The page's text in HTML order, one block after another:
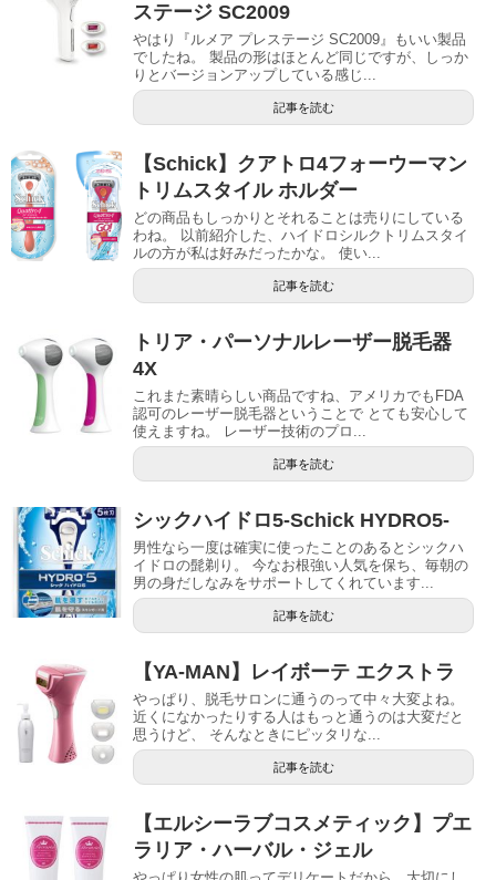
ステージ SC2009
やはり『ルメア プレステージ SC2009』もいい製品
でしたね。 製品の形はほとんど同じですが、しっか
りとバージョンアップしている感じ...
記事を読む
【Schick】クアトロ4フォーウーマン
トリムスタイル ホルダー
どの商品もしっかりとそれることは売りにしている
わね。 以前紹介した、ハイドロシルクトリムスタイ
ルの方が私は好みだったかな。 使い...
記事を読む
トリア・パーソナルレーザー脱毛器
4X
これまた素晴らしい商品ですね、アメリカでもFDA
認可のレーザー脱毛器ということで とても安心して
使えますね。 レーザー技術のプロ...
記事を読む
シックハイドロ5-Schick HYDRO5-
男性なら一度は確実に使ったことのあるとシックハ
イドロの髭剃り。 今なお根強い人気を保ち、毎朝の
男の身だしなみをサポートしてくれています...
記事を読む
【YA-MAN】レイボーテ エクストラ
やっぱり、脱毛サロンに通うのって中々大変よね。
近くになかったりする人はもっと通うのは大変だと
思うけど、 そんなときにピッタリな...
記事を読む
【エルシーラブコスメティック】プエ
ラリア・ハーバル・ジェル